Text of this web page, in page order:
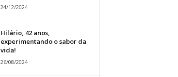
24/12/2024
Hilário, 42 anos,
experimentando o sabor da
vida!
26/08/2024